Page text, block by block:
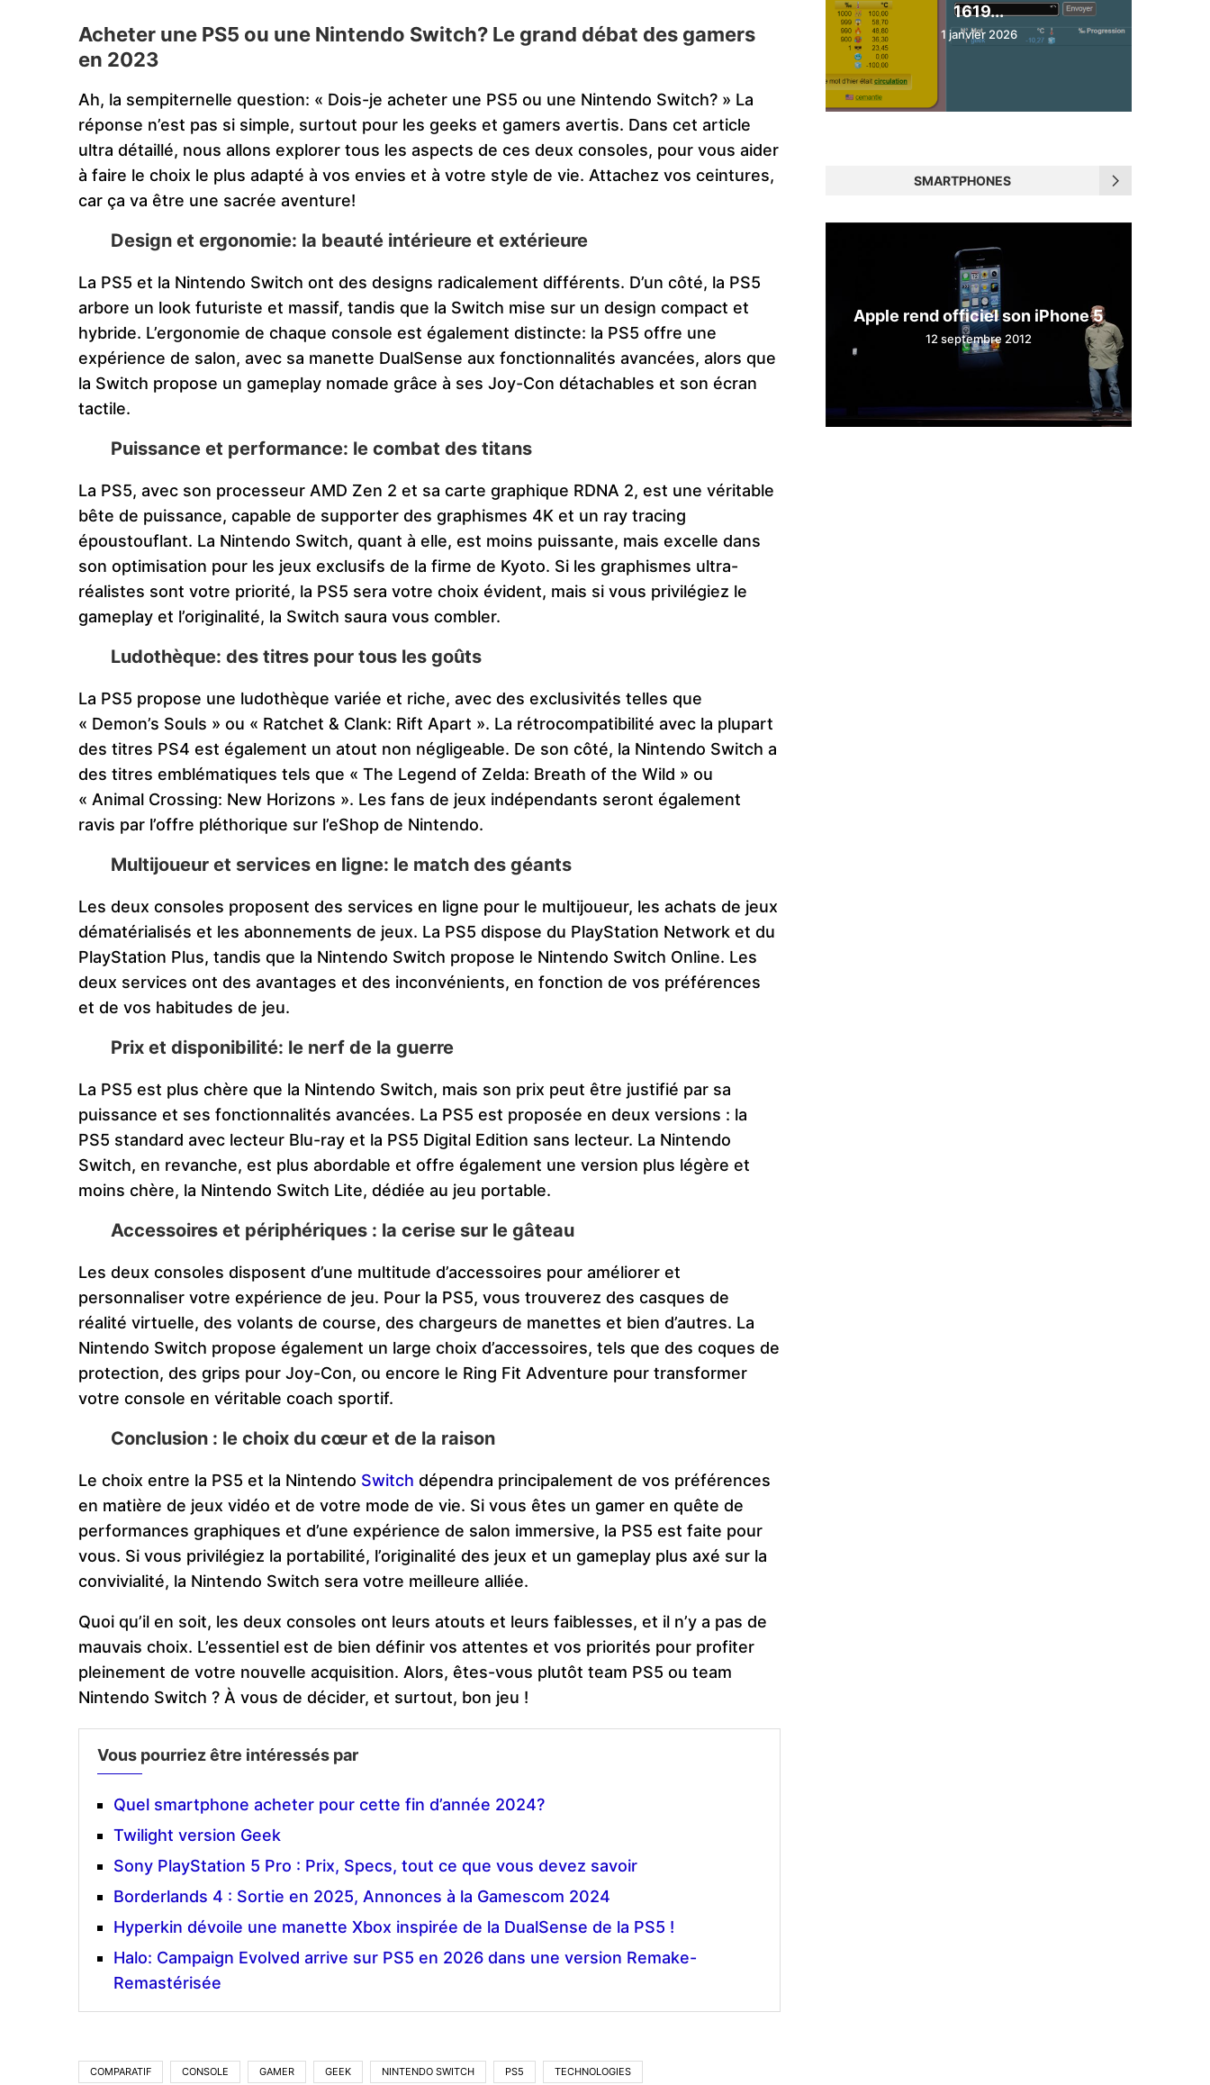
Acheter une PS5 ou une Nintendo Switch? Le grand débat des gamers
en 2023
Ah, la sempiternelle question: « Dois-je acheter une PS5 ou une Nintendo Switch? » La
réponse n’est pas si simple, surtout pour les geeks et gamers avertis. Dans cet article
ultra détaillé, nous allons explorer tous les aspects de ces deux consoles, pour vous aider
à faire le choix le plus adapté à vos envies et à votre style de vie. Attachez vos ceintures,
car ça va être une sacrée aventure!
Design et ergonomie: la beauté intérieure et extérieure
La PS5 et la Nintendo Switch ont des designs radicalement différents. D’un côté, la PS5
arbore un look futuriste et massif, tandis que la Switch mise sur un design compact et
hybride. L’ergonomie de chaque console est également distincte: la PS5 offre une
expérience de salon, avec sa manette DualSense aux fonctionnalités avancées, alors que
la Switch propose un gameplay nomade grâce à ses Joy-Con détachables et son écran
tactile.
Puissance et performance: le combat des titans
La PS5, avec son processeur AMD Zen 2 et sa carte graphique RDNA 2, est une véritable
bête de puissance, capable de supporter des graphismes 4K et un ray tracing
époustouflant. La Nintendo Switch, quant à elle, est moins puissante, mais excelle dans
son optimisation pour les jeux exclusifs de la firme de Kyoto. Si les graphismes ultra-
réalistes sont votre priorité, la PS5 sera votre choix évident, mais si vous privilégiez le
gameplay et l’originalité, la Switch saura vous combler.
Ludothèque: des titres pour tous les goûts
La PS5 propose une ludothèque variée et riche, avec des exclusivités telles que
« Demon’s Souls » ou « Ratchet & Clank: Rift Apart ». La rétrocompatibilité avec la plupart
des titres PS4 est également un atout non négligeable. De son côté, la Nintendo Switch a
des titres emblématiques tels que « The Legend of Zelda: Breath of the Wild » ou
« Animal Crossing: New Horizons ». Les fans de jeux indépendants seront également
ravis par l’offre pléthorique sur l’eShop de Nintendo.
Multijoueur et services en ligne: le match des géants
Les deux consoles proposent des services en ligne pour le multijoueur, les achats de jeux
dématérialisés et les abonnements de jeux. La PS5 dispose du PlayStation Network et du
PlayStation Plus, tandis que la Nintendo Switch propose le Nintendo Switch Online. Les
deux services ont des avantages et des inconvénients, en fonction de vos préférences
et de vos habitudes de jeu.
Prix et disponibilité: le nerf de la guerre
La PS5 est plus chère que la Nintendo Switch, mais son prix peut être justifié par sa
puissance et ses fonctionnalités avancées. La PS5 est proposée en deux versions : la
PS5 standard avec lecteur Blu-ray et la PS5 Digital Edition sans lecteur. La Nintendo
Switch, en revanche, est plus abordable et offre également une version plus légère et
moins chère, la Nintendo Switch Lite, dédiée au jeu portable.
Accessoires et périphériques : la cerise sur le gâteau
Les deux consoles disposent d’une multitude d’accessoires pour améliorer et
personnaliser votre expérience de jeu. Pour la PS5, vous trouverez des casques de
réalité virtuelle, des volants de course, des chargeurs de manettes et bien d’autres. La
Nintendo Switch propose également un large choix d’accessoires, tels que des coques de
protection, des grips pour Joy-Con, ou encore le Ring Fit Adventure pour transformer
votre console en véritable coach sportif.
Conclusion : le choix du cœur et de la raison
Le choix entre la PS5 et la Nintendo Switch dépendra principalement de vos préférences
en matière de jeux vidéo et de votre mode de vie. Si vous êtes un gamer en quête de
performances graphiques et d’une expérience de salon immersive, la PS5 est faite pour
vous. Si vous privilégiez la portabilité, l’originalité des jeux et un gameplay plus axé sur la
convivialité, la Nintendo Switch sera votre meilleure alliée.
Quoi qu’il en soit, les deux consoles ont leurs atouts et leurs faiblesses, et il n’y a pas de
mauvais choix. L’essentiel est de bien définir vos attentes et vos priorités pour profiter
pleinement de votre nouvelle acquisition. Alors, êtes-vous plutôt team PS5 ou team
Nintendo Switch ? À vous de décider, et surtout, bon jeu !
Vous pourriez être intéressés par
Quel smartphone acheter pour cette fin d’année 2024?
Twilight version Geek
Sony PlayStation 5 Pro : Prix, Specs, tout ce que vous devez savoir
Borderlands 4 : Sortie en 2025, Annonces à la Gamescom 2024
Hyperkin dévoile une manette Xbox inspirée de la DualSense de la PS5 !
Halo: Campaign Evolved arrive sur PS5 en 2026 dans une version Remake-
Remastérisée
COMPARATIF CONSOLE GAMER GEEK NINTENDO SWITCH PS5 TECHNOLOGIES
1619...
1 janvier 2026
SMARTPHONES
Apple rend officiel son iPhone 5
12 septembre 2012